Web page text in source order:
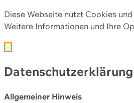
Diese Webseite nutzt Cookies
Weitere Informationen und Ihre
Datenschutzerklärung
Allgemeiner Hinweis